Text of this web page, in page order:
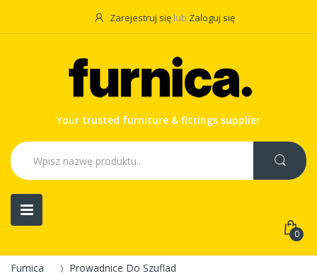
Zarejestruj się lub Zaloguj się
Your trusted furniture & fittings supplier
0
Furnica
Prowadnice Do Szuflad